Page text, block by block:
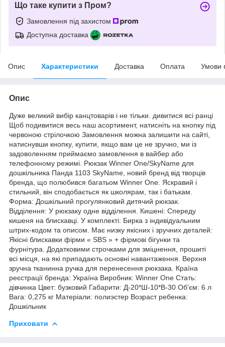
Що таке купити з Пром?
Замовлення під захистом
Доступна доставка
Опис Характеристики Доставка Оплата Умови
Опис
Дуже великий вибір канцтоварів і не тільки. дивитися всі ранці
Щоб подивитися весь наш асортимент, натисніть на кнопку під
червоною стрілочкою Замовлення можна залишити на сайті,
натиснувши кнопку, купити, якщо вам це не зручно, ми із
задоволенням приймаємо замовлення в вайбер або
телефонному режимі. Рюкзак Winner One/SkyName для
дошкільника Панда 1103 SkyName, новий бренд від творців
бренда, що полюбився багатьом Winner One. Яскравий і
стильний, він сподобається як школярам, так і батькам.
Форма: Дошкільний прогулянковий дитячий рюкзак.
Відділення: У рюкзаку одне відділення. Кишені: Спереду
кишеня на блискавці. У комплекті: Бирка з індивідуальним
штрих-кодом та описом. Має низку якісних і зручних деталей:
Якісні блискавки фірми « SBS » + фірмові бігунки та
фурнітура. Додатковими строчками для зміцнення, прошиті
всі місця, на які припадають основні навантаження. Верхня
зручна тканинна ручка для перенесення рюкзака. Країна
реєстрації бренда: Україна Виробник: Winner One Стать:
дівчинка Цвет: бузковий Габарити: Д-20*Ш-10*В-30 Об'єм: 6 л
Вага: 0,275 кг Матеріали: полиэстер Возраст ребенка:
Дошкільник
Приховати